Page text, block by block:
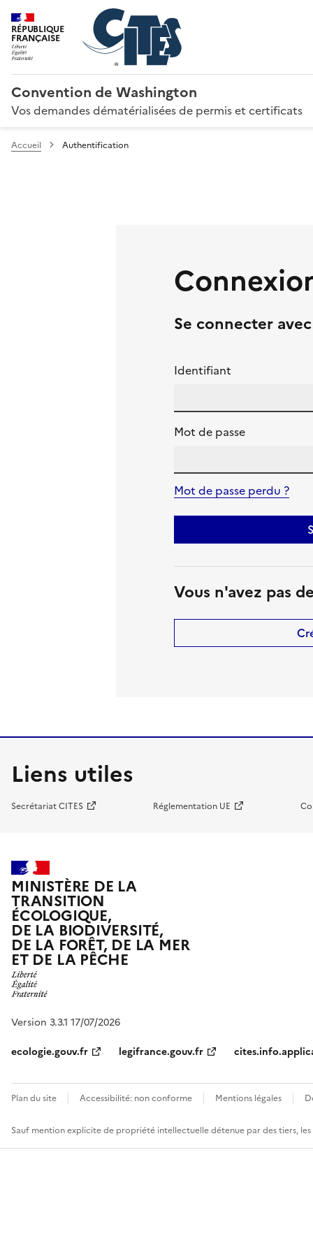
RÉPUBLIQUE
FRANÇAISE
Convention de Washington
Vos demandes dématérialisées de permis et certificats
Accueil Authentification
Se connecter
Identifiant
Mot de passe
Mot de passe perdu ?
Vous n'avez pas
Liens utiles
Secrétariat CITES Réglementation UE
MINISTÈRE DE LA
TRANSITION
ÉCOLOGIQUE,
DE LA BIODIVERSITÉ,
DE LA FORÊT, DE LA MER
ET DE LA PÊCHE
Version 3.3.1 17/07/2026
ecologie.gouv.fr
legifrance.gouv.fr
Plan du site Accessibilité: non conforme Mentions légales
Sauf mention explicite de propriété intellectuelle détenue par des tiers,